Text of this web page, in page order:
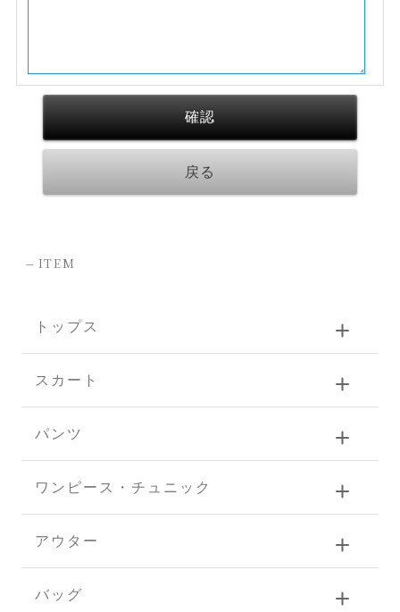
-ITEM
トップス
スカート
パンツ
ワンピース・チュニック
アウター
バッグ